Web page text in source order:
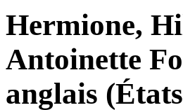
Hermione,
Antoinette
anglais